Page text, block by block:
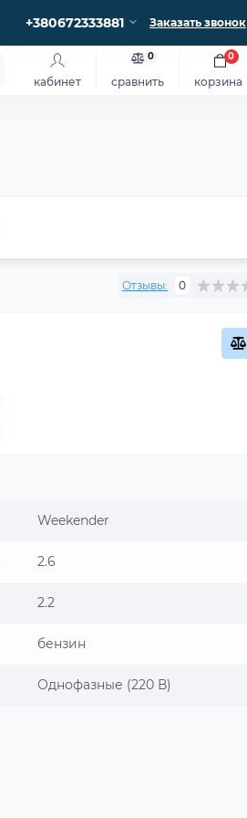
+380672333881 Заказать звонок
кабинет сравнить
0
корзина
0
Отзывы: 0
Weekender
2.6
2.2
бензин
Однофазные (220 В)